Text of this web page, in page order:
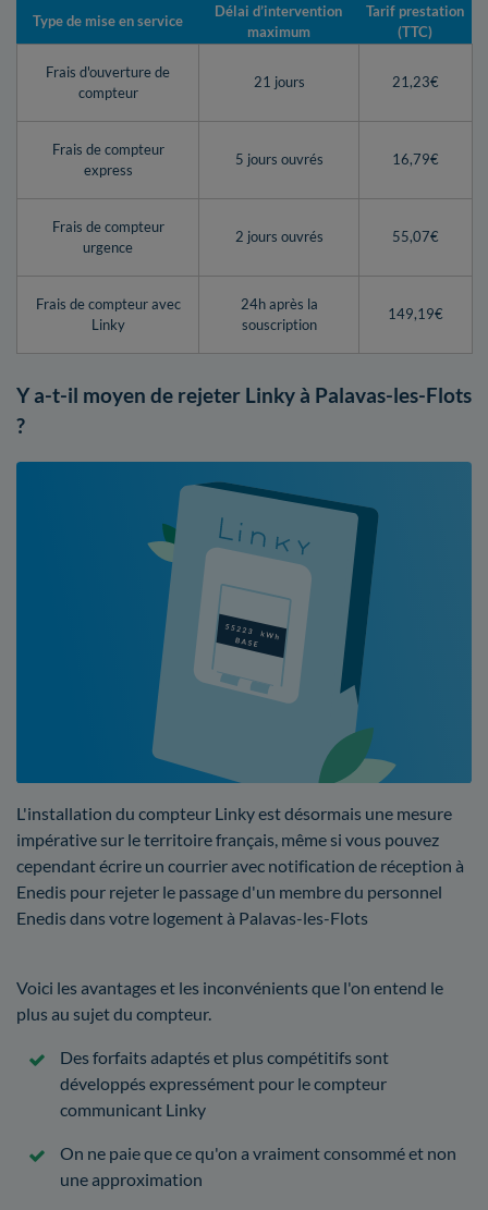
Type de mise en service
Délai d’intervention
maximum
Tarif prestation
(TTC)
Frais d'ouverture de
compteur
21 jours 21,23€
Frais de compteur
express
5 jours ouvrés 16,79€
Frais de compteur
urgence
2 jours ouvrés 55,07€
Frais de compteur avec
Linky
24h après la
souscription
149,19€
Y a-t-il moyen de rejeter Linky à Palavas-les-Flots
?
L'installation du compteur Linky est désormais une mesure
impérative sur le territoire français, même si vous pouvez
cependant écrire un courrier avec notification de réception à
Enedis pour rejeter le passage d'un membre du personnel
Enedis dans votre logement à Palavas-les-Flots
Voici les avantages et les inconvénients que l'on entend le
plus au sujet du compteur.
Des forfaits adaptés et plus compétitifs sont
développés expressément pour le compteur
communicant Linky
On ne paie que ce qu'on a vraiment consommé et non
une approximation